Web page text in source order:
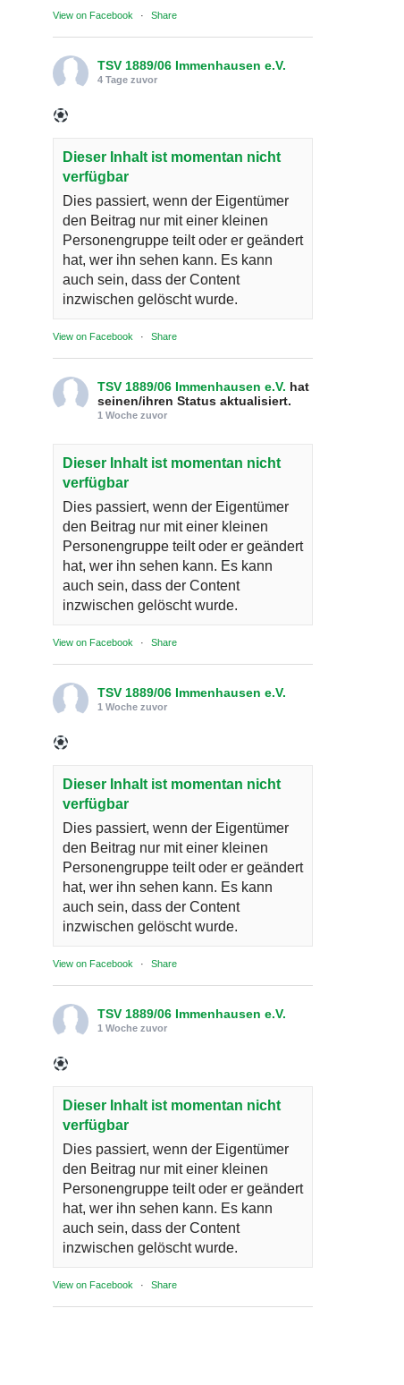
View on Facebook · Share
TSV 1889/06 Immenhausen e.V.
4 Tage zuvor
Dieser Inhalt ist momentan nicht
verfügbar
Dies passiert, wenn der Eigentümer
den Beitrag nur mit einer kleinen
Personengruppe teilt oder er geändert
hat, wer ihn sehen kann. Es kann
auch sein, dass der Content
inzwischen gelöscht wurde.
View on Facebook · Share
TSV 1889/06 Immenhausen e.V. hat
seinen/ihren Status aktualisiert.
1 Woche zuvor
Dieser Inhalt ist momentan nicht
verfügbar
Dies passiert, wenn der Eigentümer
den Beitrag nur mit einer kleinen
Personengruppe teilt oder er geändert
hat, wer ihn sehen kann. Es kann
auch sein, dass der Content
inzwischen gelöscht wurde.
View on Facebook · Share
TSV 1889/06 Immenhausen e.V.
1 Woche zuvor
Dieser Inhalt ist momentan nicht
verfügbar
Dies passiert, wenn der Eigentümer
den Beitrag nur mit einer kleinen
Personengruppe teilt oder er geändert
hat, wer ihn sehen kann. Es kann
auch sein, dass der Content
inzwischen gelöscht wurde.
View on Facebook · Share
TSV 1889/06 Immenhausen e.V.
1 Woche zuvor
Dieser Inhalt ist momentan nicht
verfügbar
Dies passiert, wenn der Eigentümer
den Beitrag nur mit einer kleinen
Personengruppe teilt oder er geändert
hat, wer ihn sehen kann. Es kann
auch sein, dass der Content
inzwischen gelöscht wurde.
View on Facebook · Share